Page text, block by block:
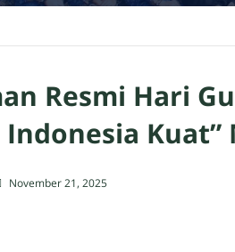
Resmi Hari
November 21, 2025